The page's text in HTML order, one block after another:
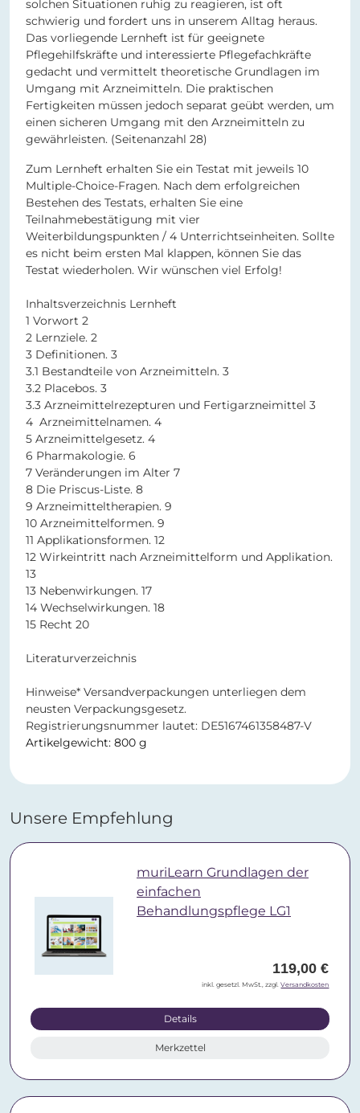
solchen Situationen ruhig zu reagieren, ist oft
schwierig und fordert uns in unserem Alltag heraus.
Das vorliegende Lernheft ist für geeignete
Pflegehilfskräfte und interessierte Pflegefachkräfte
gedacht und vermittelt theoretische Grundlagen im
Umgang mit Arzneimitteln. Die praktischen
Fertigkeiten müssen jedoch separat geübt werden, um
einen sicheren Umgang mit den Arzneimitteln zu
gewährleisten. (Seitenanzahl 28)
Zum Lernheft erhalten Sie ein Testat mit jeweils 10
Multiple-Choice-Fragen. Nach dem erfolgreichen
Bestehen des Testats, erhalten Sie eine
Teilnahmebestätigung mit vier
Weiterbildungspunkten / 4 Unterrichtseinheiten. Sollte
es nicht beim ersten Mal klappen, können Sie das
Testat wiederholen. Wir wünschen viel Erfolg!
Inhaltsverzeichnis Lernheft
1 Vorwort 2
2 Lernziele. 2
3 Definitionen. 3
3.1 Bestandteile von Arzneimitteln. 3
3.2 Placebos. 3
3.3 Arzneimittelrezepturen und Fertigarzneimittel 3
4 Arzneimittelnamen. 4
5 Arzneimittelgesetz. 4
6 Pharmakologie. 6
7 Veränderungen im Alter 7
8 Die Priscus-Liste. 8
9 Arzneimitteltherapien. 9
10 Arzneimittelformen. 9
11 Applikationsformen. 12
12 Wirkeintritt nach Arzneimittelform und Applikation.
13
13 Nebenwirkungen. 17
14 Wechselwirkungen. 18
15 Recht 20
Literaturverzeichnis
Hinweise* Versandverpackungen unterliegen dem
neusten Verpackungsgesetz.
Registrierungsnummer lautet: DE5167461358487-V
Artikelgewicht: 800 g
Unsere Empfehlung
muriLearn Grundlagen der
einfachen
Behandlungspflege LG1
119,00 €
inkl. gesetzl. MwSt., zzgl.Versandkosten
Details
Merkzettel